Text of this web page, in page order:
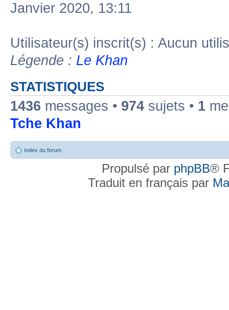
Janvier 2020, 13:11
Utilisateur(s) inscrit(s) : Aucun
Légende : Le Khan
STATISTIQUES
1436 messages • 974 sujets • 1
Tche Khan
Index du forum
Propulsé par phpBB®
Traduit en français par